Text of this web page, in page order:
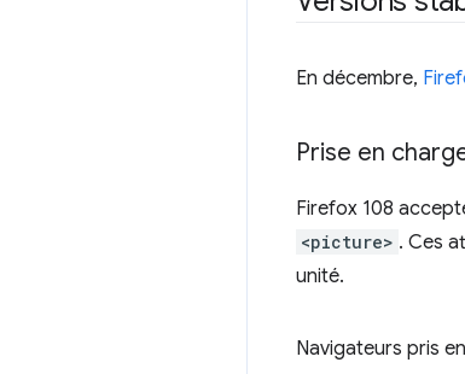
En décembre,
Prise en
Firefox 108
<picture> . Ces
unité.
Navigateurs pris